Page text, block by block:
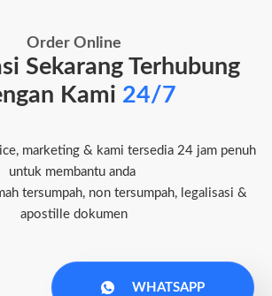
Order Online
Sekarang Terhubung
Kami 24/7
marketing & kami tersedia 24 jam penuh
untuk membantu anda
tersumpah, non tersumpah, legalisasi &
apostille dokumen
WHATSAPP